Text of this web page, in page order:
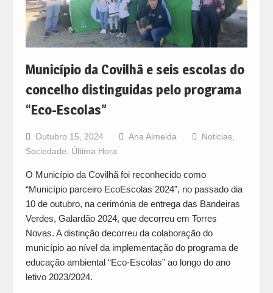
Município da Covilhã e seis escolas do
concelho distinguidas pelo programa
“Eco-Escolas”
Outubro 15, 2024 Ana Almeida Noticias,
Sociedade
Última Hora
O Município da Covilhã foi reconhecido como
“Município parceiro EcoEscolas 2024”, no passado dia
10 de outubro, na cerimónia de entrega das Bandeiras
Verdes, Galardão 2024, que decorreu em Torres
Novas. A distinção decorreu da colaboração do
município ao nível da implementação do programa de
educação ambiental “Eco-Escolas” ao longo do ano
letivo 2023/2024.